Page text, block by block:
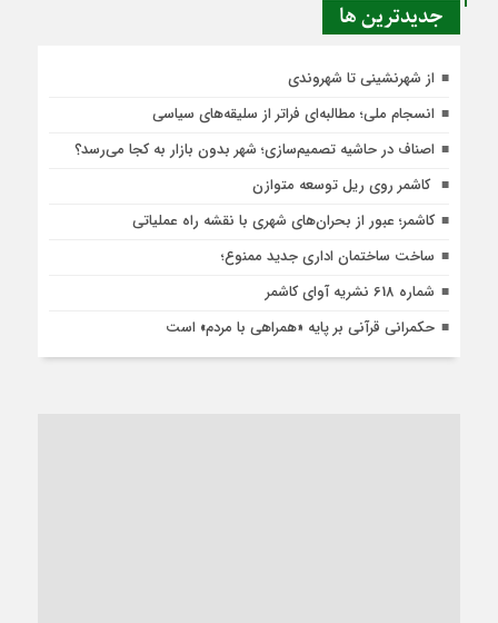
جديدترين ها
از شهرنشینی تا شهروندی
انسجام ملی؛ مطالبه‌ای فراتر از سلیقه‌های سیاسی
اصناف در حاشیه تصمیم‌سازی؛ شهر بدون بازار به کجا می‌رسد؟
کاشمر روی ریل توسعه متوازن
کاشمر؛ عبور از بحران‌های شهری با نقشه راه عملیاتی
ساخت ساختمان اداری جدید ممنوع؛
شماره 618 نشریه آوای کاشمر
حکمرانی قرآنی بر پایه «همراهی با مردم» است